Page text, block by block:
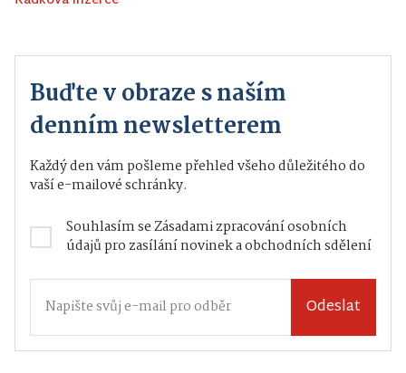
Buďte v obraze s naším
denním newsletterem
Každý den vám pošleme přehled všeho důležitého do
vaší e-mailové schránky.
Souhlasím seZásadami zpracování osobních
údajůpro zasílání novinek a obchodních sdělení
Odeslat